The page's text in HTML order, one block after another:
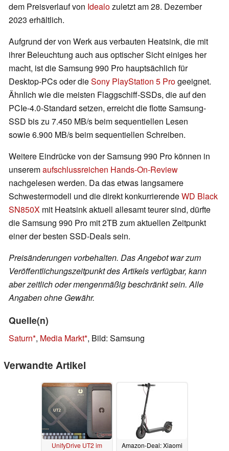
dem Preisverlauf von Idealozuletzt am 28. Dezember
2023 erhältlich.
Aufgrund der von Werk aus verbauten Heatsink, die mit
ihrer Beleuchtung auch aus optischer Sicht einiges her
macht, ist die Samsung 990 Pro hauptsächlich für
Desktop-PCs oder dieSony PlayStation 5 Progeeignet.
Ähnlich wie die meisten Flaggschiff-SSDs, die auf den
PCIe-4.0-Standard setzen, erreicht die flotte Samsung-
SSD bis zu 7.450 MB/s beim sequentiellen Lesen
sowie 6.900 MB/s beim sequentiellen Schreiben.
Weitere Eindrücke von der Samsung 990 Pro können in
unseremaufschlussreichen Hands-On-Review
nachgelesen werden. Da das etwas langsamere
Schwestermodell und die direkt konkurrierendeWD Black
SN850X mit Heatsink aktuell allesamt teurer sind, dürfte
die Samsung 990 Pro mit 2TB zum aktuellen Zeitpunkt
einer der besten SSD-Deals sein.
Preisänderungen vorbehalten. Das Angebot war zum
Veröffentlichungszeitpunkt des Artikels verfügbar, kann
aber zeitlich oder mengenmäßig beschränkt sein. Alle
Angaben ohne Gewähr.
Quelle(n)
Saturn , Media Markt , Bild: Samsung
Verwandte Artikel
UnifyDrive UT2 im
Amazon-Deal: Xiaomi